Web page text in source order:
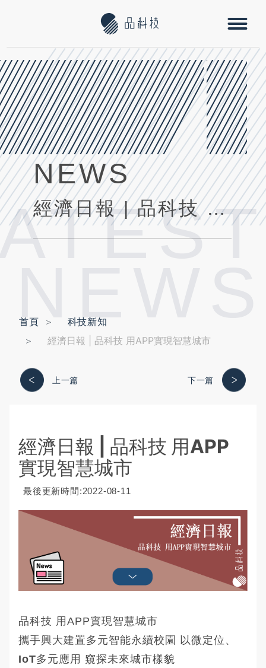
NEWS
經濟日報 | 品科技 用APP實現智慧城市
首頁
科技新知
經濟日報 | 品科技 用APP實現智慧城市
上一篇 下一篇
經濟日報 | 品科技 用APP
實現智慧城市
最後更新時間:2022-08-11
品科技 用APP實現智慧城市
攜手興大建置多元智能永續校園 以微定位、
IoT多元應用 窺探未來城市樣貌